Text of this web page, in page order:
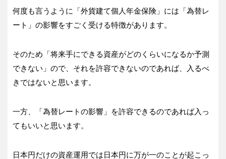
何度も言うように「外貨建て個人年金保険」には「為替レ
ート」の影響をすごく受ける特徴があります。
そのため「将来手にできる資産がどのくらいになるか予測
できない」ので、それを許容できないのであれば、入るべ
きではないと思います。
一方、「為替レートの影響」を許容できるのであれば入っ
てもいいと思います。
日本円だけの資産運用では日本円に万が一のことが起こっ